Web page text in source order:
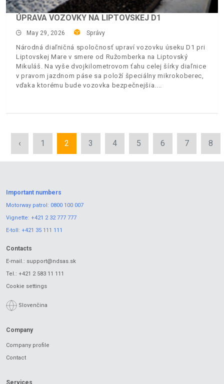
ÚPRAVA VOZOVKY NA LIPTOVSKEJ D1
May 29, 2026 Správy
Národná diaľničná spoločnosť upraví vozovku úseku D1 pri
Liptovskej Mare v smere od Ružomberka na Liptovský
Mikuláš. Na vyše dvojkilometrovom ťahu celej šírky diaľnice
v pravom jazdnom páse sa položí špeciálny mikrokoberec,
vďaka ktorému bude vozovka bezpečnejšia.
‹ 1 2 3 4 5 6 7 8
Important numbers
Motorway patrol: 0800 100 007
Vignette: +421 2 32 777 777
E-toll: +421 35 111 111
Contacts
E-mail.: support@ndsas.sk
Tel.: +421 2 583 11 111
Cookie settings
Slovenčina
Company
Company profile
Contact
Services